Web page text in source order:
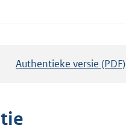
Authentieke versie (PDF)